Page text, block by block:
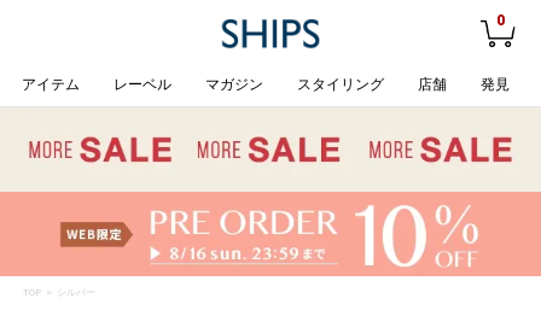
0
アイテム レーベル マガジン スタイリング 店舗 発見
TOP > シルバー